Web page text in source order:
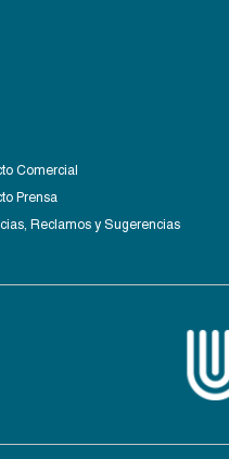
Comercial
Prensa
Reclamos y Sugerencias